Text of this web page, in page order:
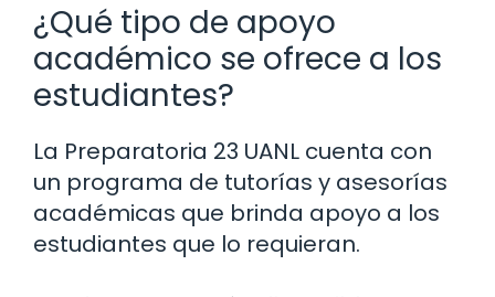
¿Qué tipo de apoyo
académico se ofrece a los
estudiantes?
La Preparatoria 23 UANL cuenta con
un programa de tutorías y asesorías
académicas que brinda apoyo a los
estudiantes que lo requieran.